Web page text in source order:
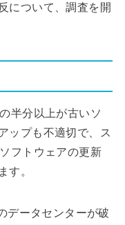
について、調査を開
半分以上が古いソ
ップも不適切で、ス
フトウェアの更新
す。
データセンターが破